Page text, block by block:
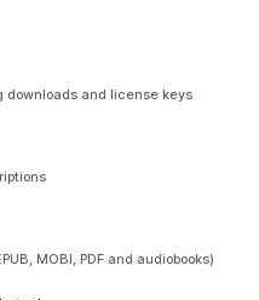
downloads and license keys
MOBI, PDF and audiobooks)